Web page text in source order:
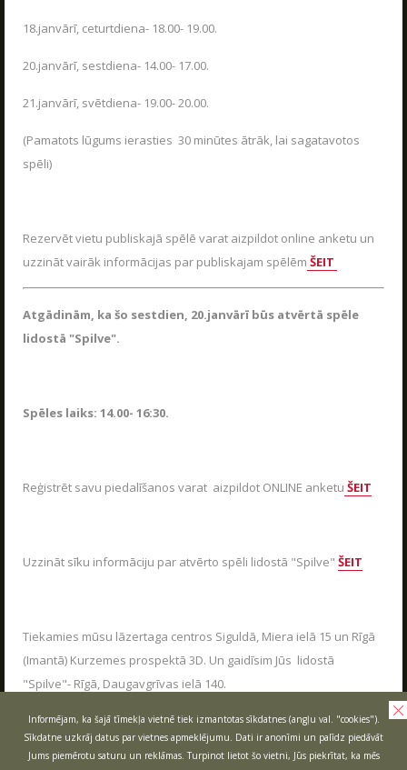
18.janvārī, ceturtdiena- 18.00- 19.00.
20.janvārī, sestdiena- 14.00- 17.00.
21.janvārī, svētdiena- 19.00- 20.00.
(Pamatots lūgums ierasties 30 minūtes ātrāk, lai sagatavotos
spēli)
Rezervēt vietu publiskajā spēlē varat aizpildot online anketu un
uzzināt vairāk informācijas par publiskajam spēlēm ŠEIT
Atgādinām, ka šo sestdien, 20.janvārī būs atvērtā spēle
lidostā "Spilve".
Spēles laiks: 14.00- 16:30.
Reģistrēt savu piedalīšanos varat aizpildot ONLINE anketu ŠEIT
Uzzināt sīku informāciju par atvērto spēli lidostā "Spilve" ŠEIT
Tiekamies mūsu lāzertaga centros Siguldā, Miera ielā 15 un Rīgā
(Imantā) Kurzemes prospektā 3D. Un gaidīsim Jūs lidostā
"Spilve"- Rīgā, Daugavgrīvas ielā 140.
RĪKOJAM PASĀKUMUS ARĪ ZIEMĀ!
04.12.2025
Poligon 1 aktīvās atpūtas parks strādā visu
sezonu.
PARAKSTĪTIES
Informējam, ka šajā tīmekļa vietnē tiek izmantotas sīkdatnes (angļu val. "cookies").
Sīkdatne uzkrāj datus par vietnes apmeklējumu. Dati ir anonīmi un palīdz piedāvāt
Jums piemērotu saturu un reklāmas. Turpinot lietot šo vietni, Jūs piekrītat, ka mēs